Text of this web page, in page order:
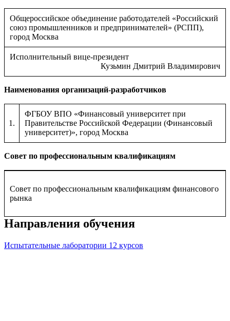
Общероссийское объединение работодателей «Российский
союз промышленников и предпринимателей» (РСПП),
город Москва
Исполнительный вице-президент
Кузьмин Дмитрий Владимирович
Наименования организаций-разработчиков
1.
ФГБОУ ВПО «Финансовый университет при
Правительстве Российской Федерации (Финансовый
университет)», город Москва
Совет по профессиональным квалификациям
Совет по профессиональным квалификациям финансового
рынка
Направления обучения
Испытательные лаборатории 12 курсов